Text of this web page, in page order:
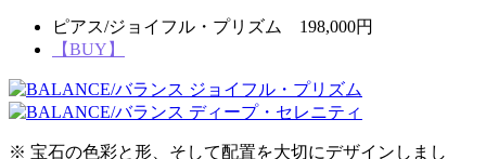
ピアス/ジョイフル・プリズム 198,000円
【BUY】
※ 宝石の色彩と形、そして配置を大切にデザインしまし